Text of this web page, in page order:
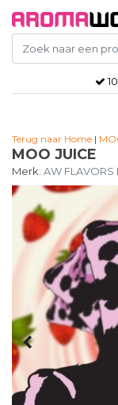
Terug naar Home |
MOO JUICE
Merk: AW FLAVORS